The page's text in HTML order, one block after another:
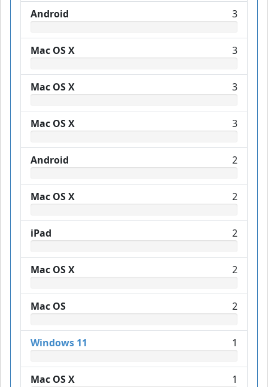
Android 3
Mac OS X 3
Mac OS X 3
Mac OS X 3
Android 2
Mac OS X 2
iPad 2
Mac OS X 2
Mac OS 2
Windows 11 1
Mac OS X 1